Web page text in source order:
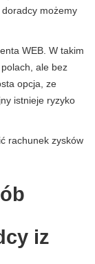
możemy
WEB. W takim
ale bez
opcja, ze
istnieje ryzyko
rachunek zysków
iz